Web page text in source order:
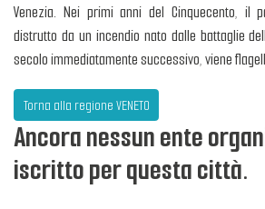
Venezia. Nei primi anni del Cinquecento, il
distrutto da un incendio nato dalle battaglie
secolo immediatamente successivo, viene
Torna alla regione VENETO
Ancora nessun ente
iscritto per questa città.